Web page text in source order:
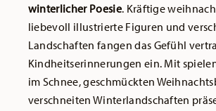
winterlicher Poesie. Kräftige
liebevoll illustrierte Figuren und
Landschaften fangen das Gefühl
Kindheitserinnerungen ein. Mit
im Schnee, geschmückten
verschneiten Winterlandschaften